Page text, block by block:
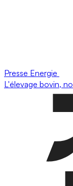
Presse Energie
L'élevage bovin,